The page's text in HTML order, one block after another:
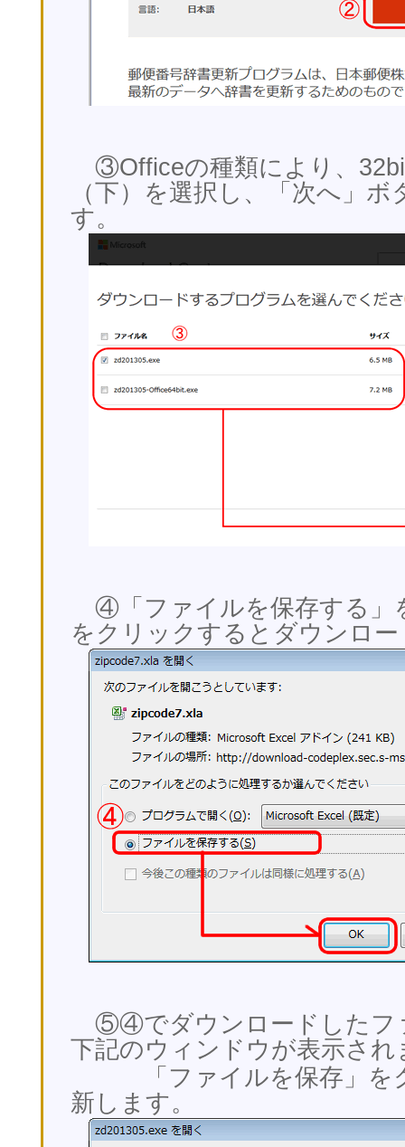
③Officeの種類により、
（下）を選択し、「次へ」
す。
④「ファイルを保存する」
をクリックするとダウンロ
⑤④でダウンロードしたフ
下記のウィンドウが表示され
「ファイルを保存」をク
新します。